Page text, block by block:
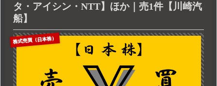
タ・アイシン・NTT】ほか｜売1件【川崎汽
船】
株式売買（日本株）